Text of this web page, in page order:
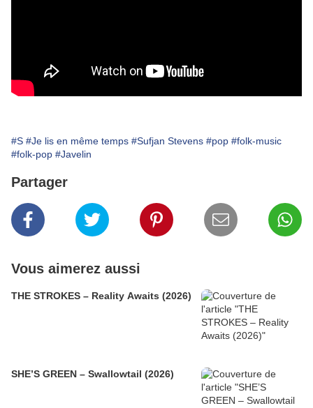
#S #Je lis en même temps #Sufjan Stevens #pop #folk-music
#folk-pop #Javelin
Partager
Vous aimerez aussi
THE STROKES – Reality Awaits (2026)
SHE’S GREEN – Swallowtail (2026)